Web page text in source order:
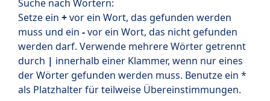
Suche nach Wörtern:
Setze ein +vor ein Wort, das gefunden werden
muss und ein -vor ein Wort, das nicht gefunden
werden darf. Verwende mehrere Wörter getrennt
durch | innerhalb einer Klammer, wenn nur eines
der Wörter gefunden werden muss. Benutze ein *
als Platzhalter für teilweise Übereinstimmungen.